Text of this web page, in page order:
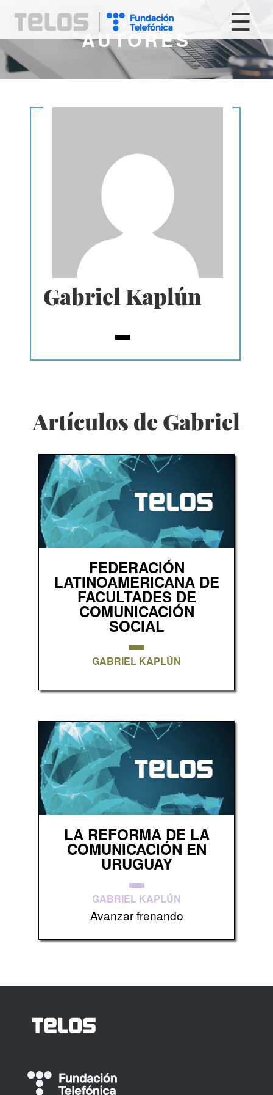
☰
AUTORES
Gabriel Kaplún
Artículos de Gabriel
FEDERACIÓN
LATINOAMERICANA DE
FACULTADES DE
COMUNICACIÓN
SOCIAL
GABRIEL KAPLÚN
LA REFORMA DE LA
COMUNICACIÓN EN
URUGUAY
GABRIEL KAPLÚN
Avanzar frenando